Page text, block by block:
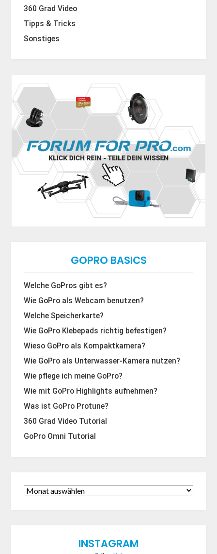
360 Grad Video
Tipps & Tricks
Sonstiges
GOPRO BASICS
Welche GoPros gibt es?
Wie GoPro als Webcam benutzen?
Welche Speicherkarte?
Wie GoPro Klebepads richtig befestigen?
Wieso GoPro als Kompaktkamera?
Wie GoPro als Unterwasser-Kamera nutzen?
Wie pflege ich meine GoPro?
Wie mit GoPro Highlights aufnehmen?
Was ist GoPro Protune?
360 Grad Video Tutorial
GoPro Omni Tutorial
INSTAGRAM